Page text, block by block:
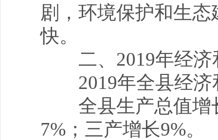
剧，环境保护和生
快。
二、2019年经济
2019年全县经济
全县生产总值增长
7%；三产增长9%。